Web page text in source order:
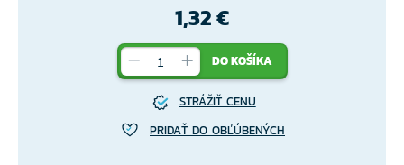
1,32 €
DO KOŠÍKA
STRÁŽIŤ CENU
PRIDAŤ DO OBĽÚBENÝCH